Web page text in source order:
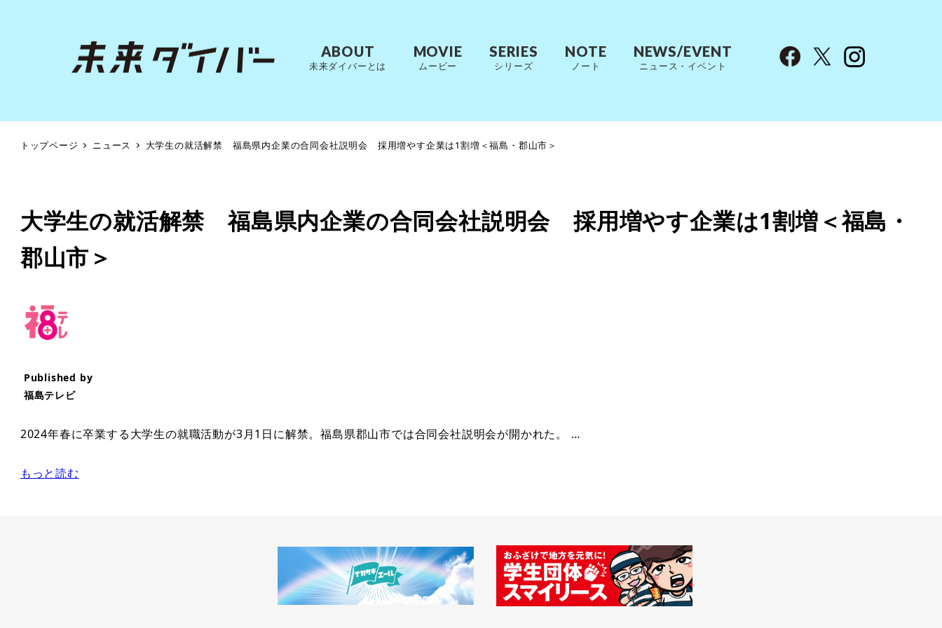
ABOUT
未来ダイバーとは
MOVIE
ムービー
SERIES
シリーズ
NOTE
ノート
NEWS/EVENT
ニュース・イベント
トップページ ニュース 大学生の就活解禁 福島県内企業の合同会社説明会 採用増やす企業は1割増＜福島・郡山市＞
大学生の就活解禁 福島県内企業の合同会社説明会 採用増やす企業は1割増＜福島・
郡山市＞
Published by
福島テレビ
2024年春に卒業する大学生の就職活動が3月1日に解禁。福島県郡山市では合同会社説明会が開かれた。 …
もっと読む